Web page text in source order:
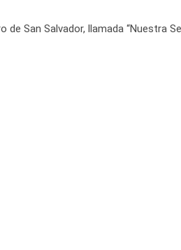
de San Salvador, llamada “Nuestra